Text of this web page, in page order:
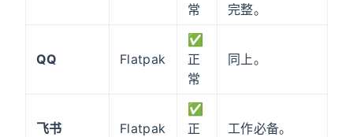
常
完整。
QQ Flatpak
✅
正
常
同上。
飞书 Flatpak
✅
正
工作必备。